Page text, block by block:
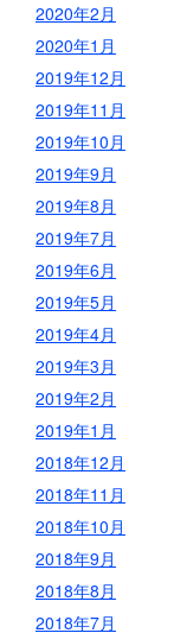
2020年2月
2020年1月
2019年12月
2019年11月
2019年10月
2019年9月
2019年8月
2019年7月
2019年6月
2019年5月
2019年4月
2019年3月
2019年2月
2019年1月
2018年12月
2018年11月
2018年10月
2018年9月
2018年8月
2018年7月